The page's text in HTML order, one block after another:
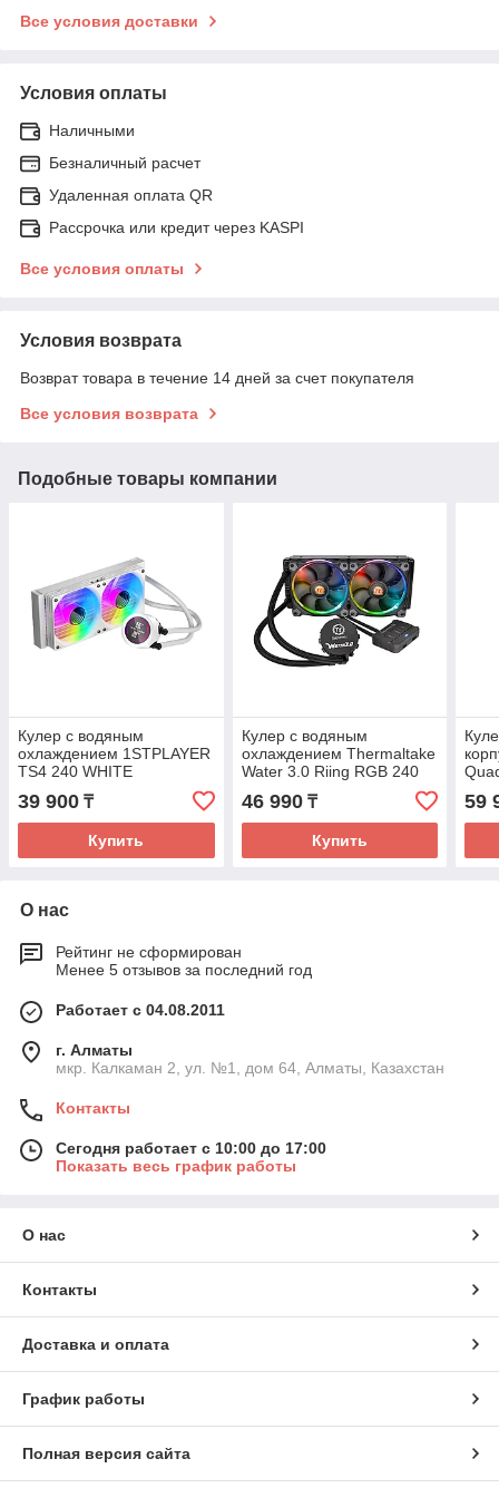
Все условия доставки
Условия оплаты
Наличными
Безналичный расчет
Удаленная оплата QR
Рассрочка или кредит через KASPI
Все условия оплаты
Условия возврата
Возврат товара в течение 14 дней за счет покупателя
Все условия возврата
Подобные товары компании
Кулер с водяным
охлаждением 1STPLAYER
TS4 240 WHITE
39 900 ₸
Купить
Кулер с водяным
охлаждением Thermaltake
Water 3.0 Riing RGB 240
46 990₸
Купить
59
О нас
Рейтинг не сформирован
Менее 5 отзывов за последний год
Работает с 04.08.2011
г. Алматы
мкр. Калкаман 2, ул. №1, дом 64, Алматы, Казахстан
Контакты
Сегодня работает с 10:00 до 17:00
Показать весь график работы
О нас
Контакты
Доставка и оплата
График работы
Полная версия сайта